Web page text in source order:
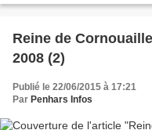
Reine de
2008 (2)
Publié le 22/06/2015 à 17:21
Par Penhars Infos